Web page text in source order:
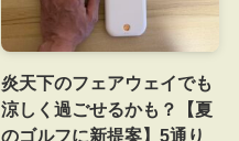
炎天下のフェアウェイでも
涼しく過ごせるかも？【夏
のゴルフに新提案】5通り